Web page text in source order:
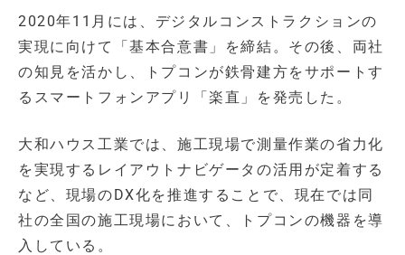
2020年11月には、デジタルコンストラクションの
実現に向けて「基本合意書」を締結。その後、両社
の知見を活かし、トプコンが鉄骨建方をサポートす
るスマートフォンアプリ「楽直」を発売した。
大和ハウス工業では、施工現場で測量作業の省力化
を実現するレイアウトナビゲータの活用が定着する
など、現場のDX化を推進することで、現在では同
社の全国の施工現場において、トプコンの機器を導
入している。